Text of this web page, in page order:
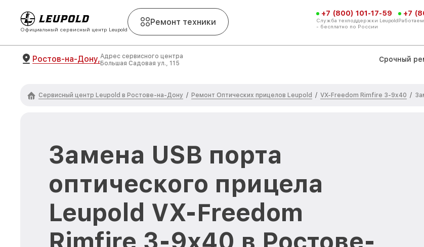
Официальный сервисный центр Leupold
Ремонт техники
+7 (800) 101-17-59
Служба техподдержки Leupold
- бесплатно по России
+7
Ростов-на-Дону,Адрес сервисного центра
Большая Садовая ул., 115
Срочный
Сервисный центр Leupold в Ростове-на-Дону / Ремонт Оптических прицелов Leupold / VX-Freedom Rimfire 3-9x40 /
Замена USB порта
оптического прицела
Leupold VX-Freedom